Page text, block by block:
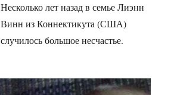
Несколько лет назад в семье Лиэнн
Винн из Коннектикута (США)
случилось большое несчастье.